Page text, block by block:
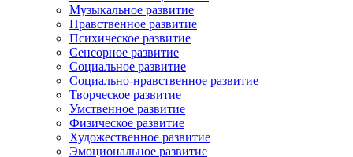
Музыкальное развитие
Нравственное развитие
Психическое развитие
Сенсорное развитие
Социальное развитие
Социально-нравственное развитие
Творческое развитие
Умственное развитие
Физическое развитие
Художественное развитие
Эмоциональное развитие